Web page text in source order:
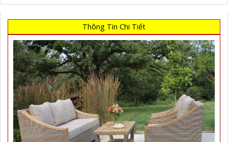
Thông Tin Chi Tiết